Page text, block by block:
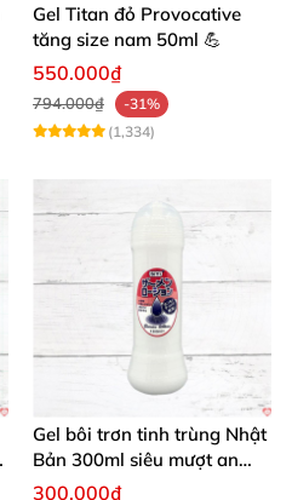
Gel Titan đỏ Provocative
tăng size nam 50ml 💪
550.000₫
794.000₫
-31%
(1,334)
Gel bôi trơn tinh trùng Nhật
Bản 300ml siêu mượt an
toàn cho yêu
300.000₫